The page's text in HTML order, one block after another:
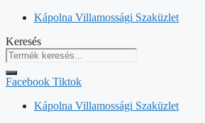
Kilépés
tartalomba
Kápolna Villamossági Szaküzlet
Keresés
Facebook Tiktok
Kápolna Villamossági Szaküzlet